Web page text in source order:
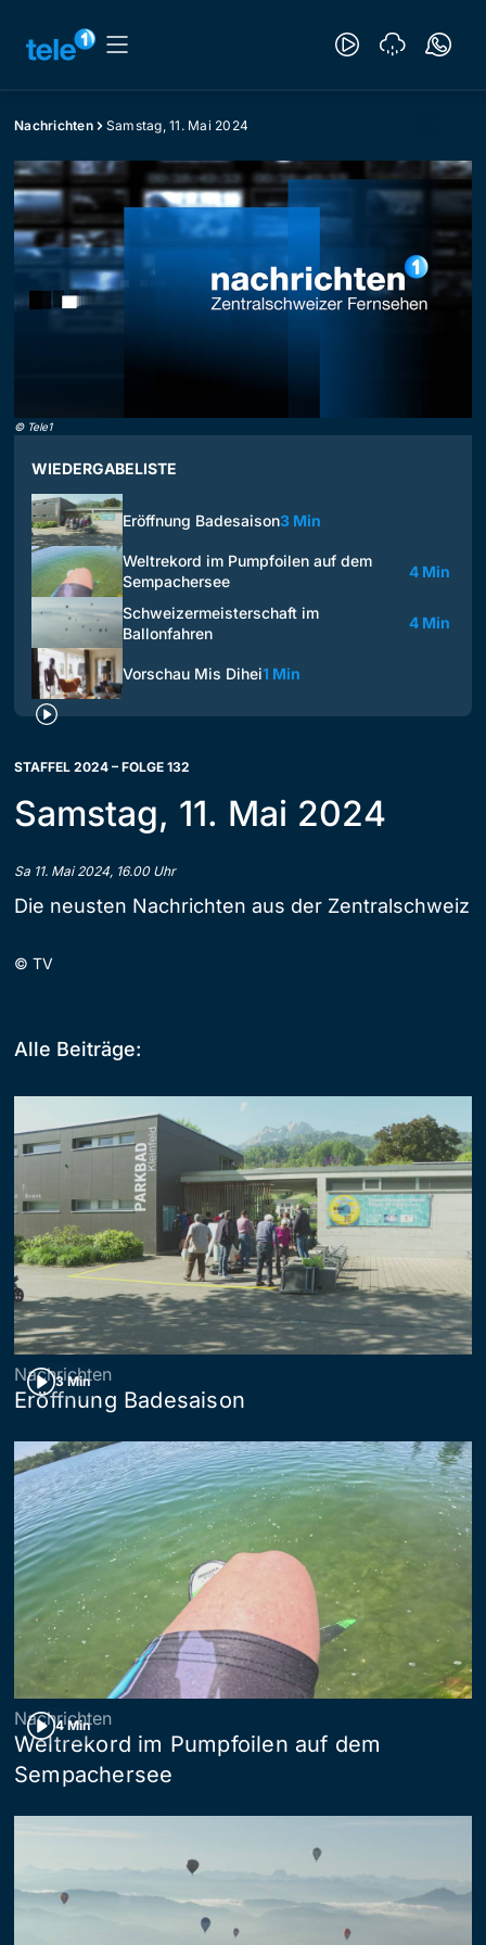
Nachrichten Samstag, 11. Mai 2024
© Tele1
WIEDERGABELISTE
Eröffnung Badesaison3 Min
Weltrekord im Pumpfoilen auf dem
Sempachersee
4 Min
Schweizermeisterschaft im
Ballonfahren
4 Min
Vorschau Mis Dihei1 Min
STAFFEL 2024 – FOLGE 132
Samstag, 11. Mai 2024
Sa 11. Mai 2024, 16.00 Uhr
Die neusten Nachrichten aus der Zentralschweiz
© TV
Alle Beiträge:
3 Min
Nachrichten
Eröffnung Badesaison
4 Min
Nachrichten
Weltrekord im Pumpfoilen auf dem
Sempachersee